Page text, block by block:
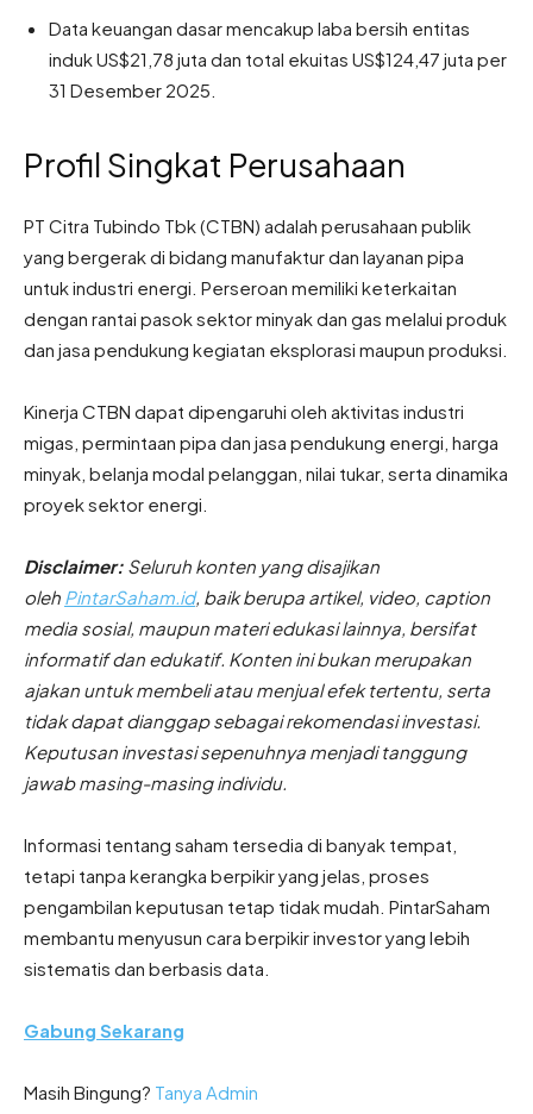
Data keuangan dasar mencakup laba bersih entitas
induk US$21,78 juta dan total ekuitas US$124,47 juta per
31 Desember 2025.
Profil Singkat Perusahaan
PT Citra Tubindo Tbk (CTBN) adalah perusahaan publik
yang bergerak di bidang manufaktur dan layanan pipa
untuk industri energi. Perseroan memiliki keterkaitan
dengan rantai pasok sektor minyak dan gas melalui produk
dan jasa pendukung kegiatan eksplorasi maupun produksi.
Kinerja CTBN dapat dipengaruhi oleh aktivitas industri
migas, permintaan pipa dan jasa pendukung energi, harga
minyak, belanja modal pelanggan, nilai tukar, serta dinamika
proyek sektor energi.
Disclaimer: Seluruh konten yang disajikan
oleh PintarSaham.id, baik berupa artikel, video, caption
media sosial, maupun materi edukasi lainnya, bersifat
informatif dan edukatif. Konten ini bukan merupakan
ajakan untuk membeli atau menjual efek tertentu, serta
tidak dapat dianggap sebagai rekomendasi investasi.
Keputusan investasi sepenuhnya menjadi tanggung
jawab masing-masing individu.
Informasi tentang saham tersedia di banyak tempat,
tetapi tanpa kerangka berpikir yang jelas, proses
pengambilan keputusan tetap tidak mudah. PintarSaham
membantu menyusun cara berpikir investor yang lebih
sistematis dan berbasis data.
Gabung Sekarang
Masih Bingung? Tanya Admin